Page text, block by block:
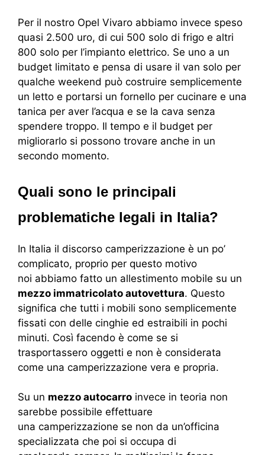
Per il nostro Opel Vivaro abbiamo invece speso
quasi 2.500 uro, di cui 500 solo di frigo e altri
800 solo per l’impianto elettrico. Se uno a un
budget limitato e pensa di usare il van solo per
qualche weekend può costruire semplicemente
un letto e portarsi un fornello per cucinare e una
tanica per aver l’acqua e se la cava senza
spendere troppo. Il tempo e il budget per
migliorarlo si possono trovare anche in un
secondo momento.
Quali sono le principali
problematiche legali in Italia?
In Italia il discorso camperizzazione è un po’
complicato, proprio per questo motivo
noi abbiamo fatto un allestimento mobile su un
mezzo immatricolato autovettura. Questo
significa che tutti i mobili sono semplicemente
fissati con delle cinghie ed estraibili in pochi
minuti. Così facendo è come se si
trasportassero oggetti e non è considerata
come una camperizzazione vera e propria.
Su un mezzo autocarro invece in teoria non
sarebbe possibile effettuare
una camperizzazione se non da un’officina
specializzata che poi si occupa di